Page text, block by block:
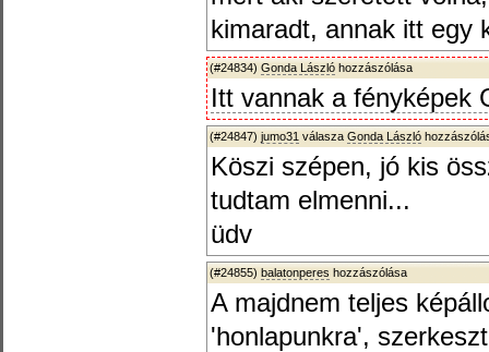
kimaradt, annak itt egy
(#24834) Gonda László hozzászólása
Itt vannak a fényképek
(#24847) jumo31 válasza Gonda László
Köszi szépen, jó kis
tudtam elmenni...
üdv
(#24855) balatonperes hozzászólása
A majdnem teljes
'honlapunkra',